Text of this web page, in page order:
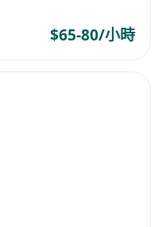
$65-80/小時